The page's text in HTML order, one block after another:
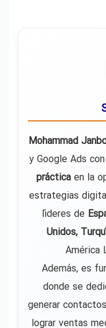
Mohammad
y Google Ads
prácticaen la
estrategias
líderes de
Unidos,
América
Además, es
donde se
generar
lograr ventas